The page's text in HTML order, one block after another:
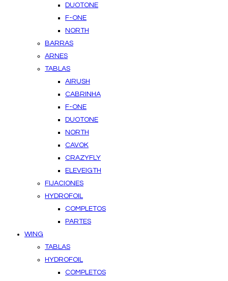
DUOTONE
F-ONE
NORTH
BARRAS
ARNES
TABLAS
AIRUSH
CABRINHA
F-ONE
DUOTONE
NORTH
CAVOK
CRAZYFLY
ELEVEIGTH
FIJACIONES
HYDROFOIL
COMPLETOS
PARTES
WING
TABLAS
HYDROFOIL
COMPLETOS